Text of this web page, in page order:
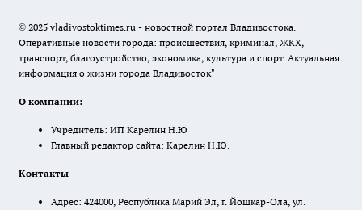
© 2025 vladivostoktimes.ru - новостной портал Владивостока.
Оперативные новости города: происшествия, криминал, ЖКХ,
транспорт, благоустройство, экономика, культура и спорт. Актуальная
информация о жизни города Владивосток"
О компании:
Учредитель: ИП Карелин Н.Ю
Главный редактор сайта: Карелин Н.Ю.
Контакты
Адрес: 424000, Республика Марий Эл, г. Йошкар-Ола, ул.